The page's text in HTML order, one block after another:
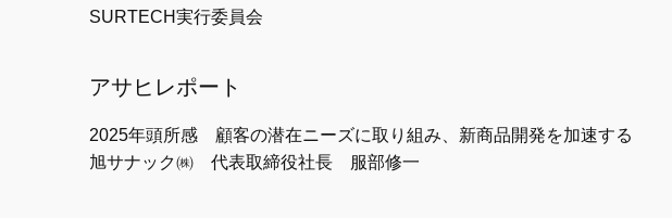
SURTECH実行委員会
アサヒレポート
2025年頭所感 顧客の潜在ニーズに取り組み、新商品開発を加速する
旭サナック㈱ 代表取締役社長 服部修一